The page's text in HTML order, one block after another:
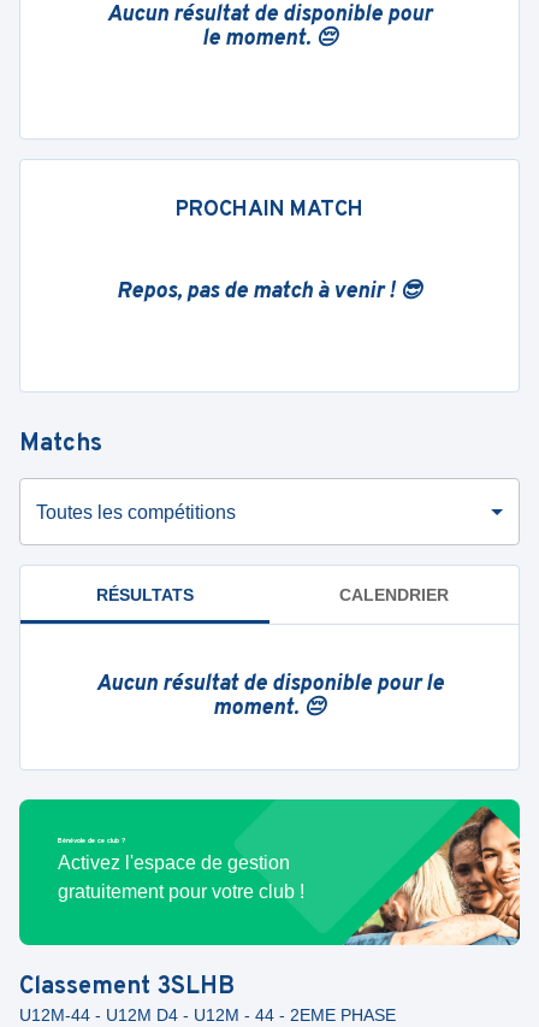
Aucun résultat de disponible pour
le moment. 😔
PROCHAIN MATCH
Repos, pas de match à venir ! 😎
Matchs
Toutes les compétitions
RÉSULTATS CALENDRIER
Aucun résultat de disponible pour le
moment. 😔
Bénévole de ce club ?
Activez l'espace de gestion
gratuitement pour votre club !
Classement 3SLHB
U12M-44 - U12M D4 - U12M - 44 - 2EME PHASE